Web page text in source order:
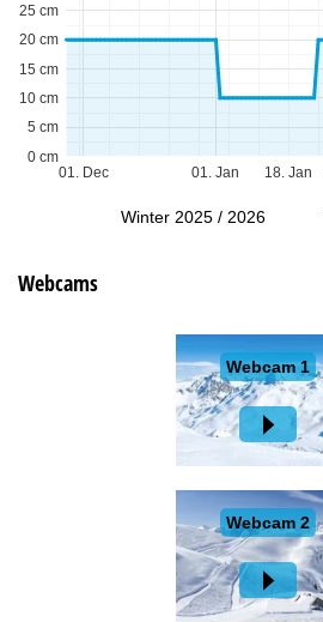
01. Dec 01. Jan 18. Jan
0 cm
5 cm
10 cm
15 cm
20 cm
25 cm
Winter 2025 / 2026
Webcams